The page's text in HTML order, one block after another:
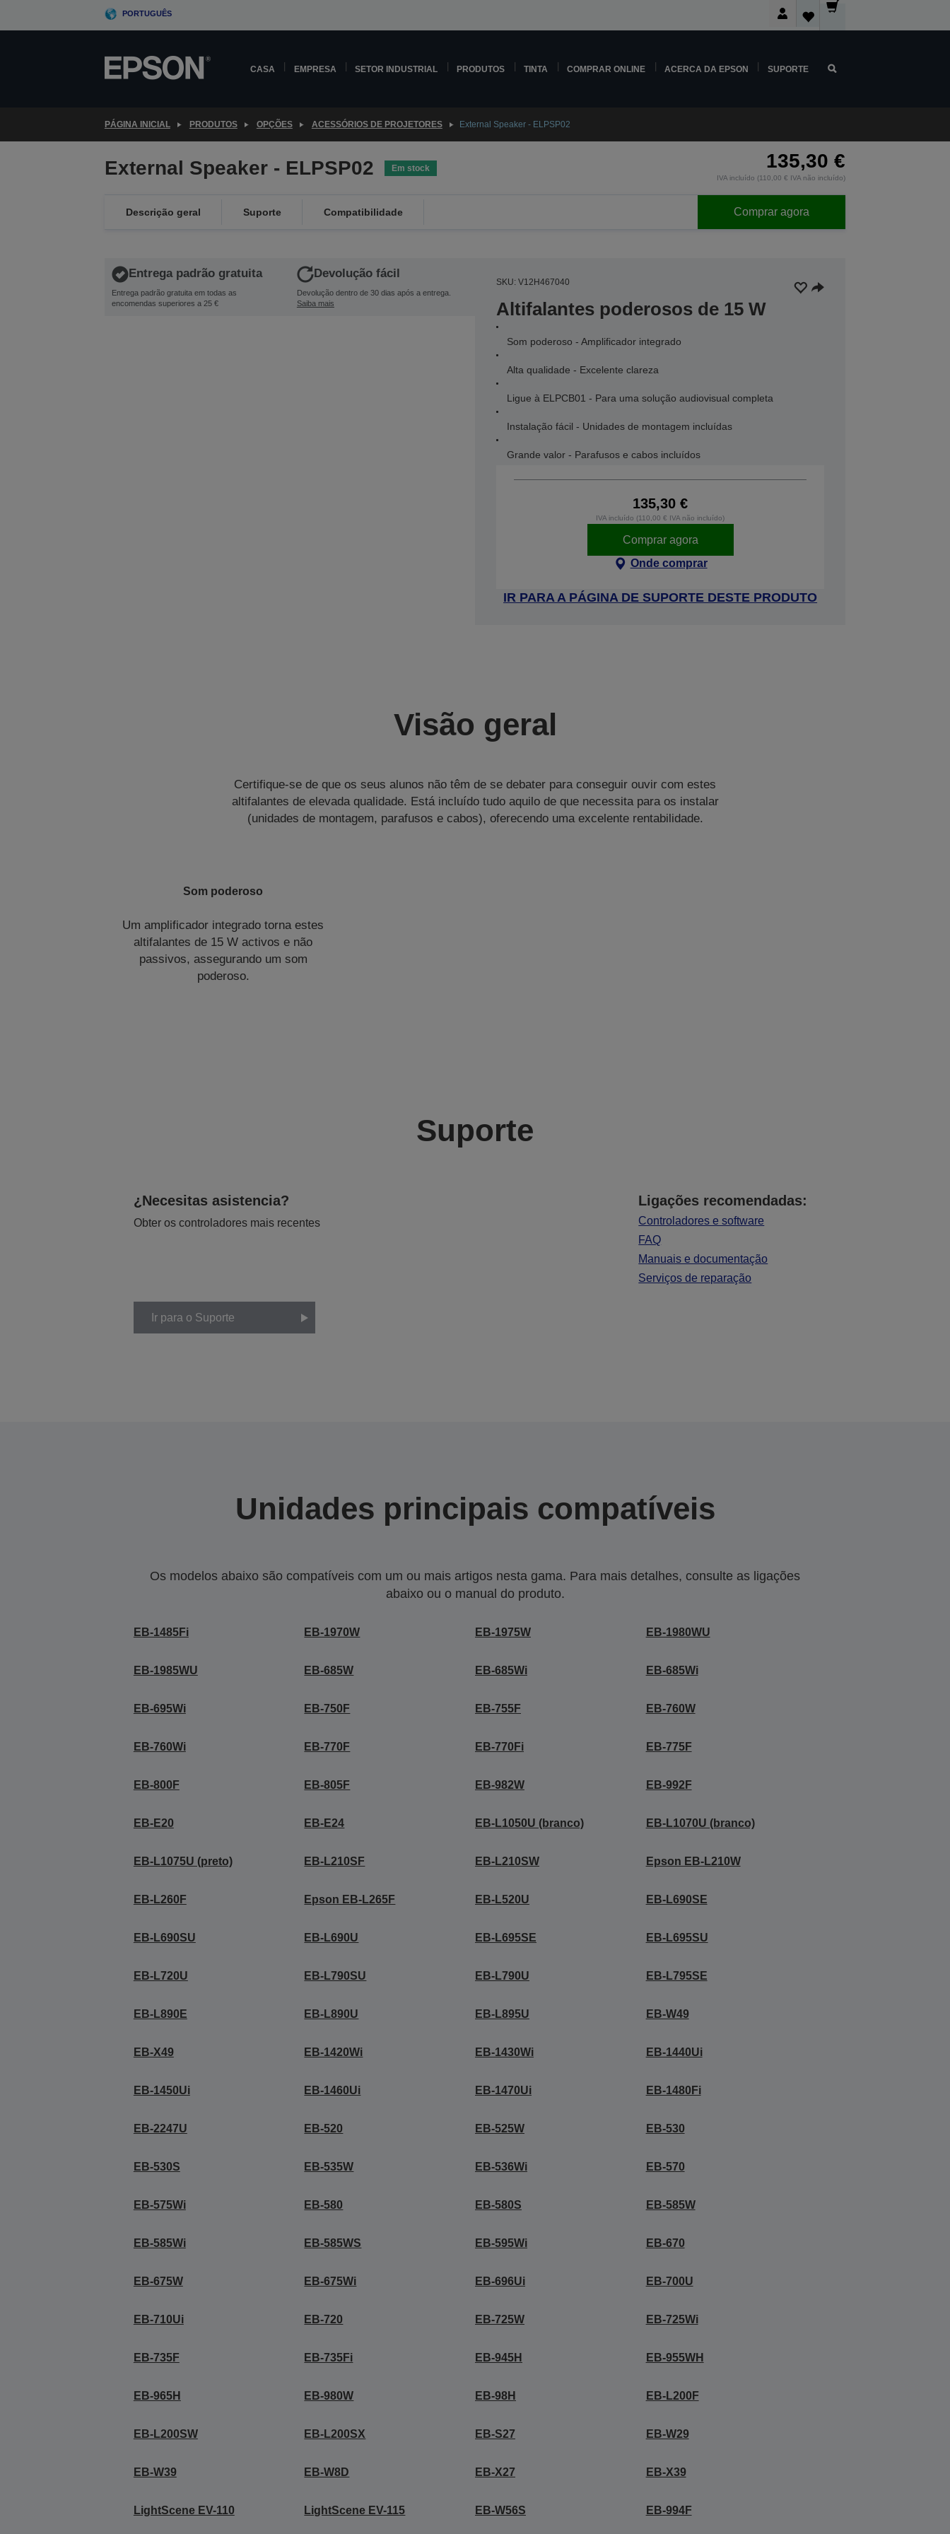
PORTUGUÊS
CASA EMPRESA SETOR INDUSTRIAL PRODUTOS TINTA COMPRAR ONLINE ACERCA DA EPSON SUPORTE
PÁGINA INICIAL PRODUTOS OPÇÕES ACESSÓRIOS DE PROJETORES External Speaker - ELPSP02
External Speaker - ELPSP02 Em stock 135,30 €
IVA incluído (110,00 € IVA não incluído)
Descrição geral Suporte Compatibilidade Comprar agora
Entrega padrão gratuita
Entrega padrão gratuita em todas as
encomendas superiores a 25 €
Devolução fácil
Devolução dentro de 30 dias após a entrega.
Saiba mais
SKU: V12H467040
Altifalantes poderosos de 15 W
Som poderoso - Amplificador integrado
Alta qualidade - Excelente clareza
Ligue à ELPCB01 - Para uma solução audiovisual completa
Instalação fácil - Unidades de montagem incluídas
Grande valor - Parafusos e cabos incluídos
135,30 €
IVA incluído (110,00 € IVA não incluído)
Comprar agora
Onde comprar
IR PARA A PÁGINA DE SUPORTE DESTE PRODUTO
Visão geral
Certifique-se de que os seus alunos não têm de se debater para conseguir ouvir com estes
altifalantes de elevada qualidade. Está incluído tudo aquilo de que necessita para os instalar
(unidades de montagem, parafusos e cabos), oferecendo uma excelente rentabilidade.
Som poderoso
Um amplificador integrado torna estes
altifalantes de 15 W activos e não
passivos, assegurando um som
poderoso.
Suporte
¿Necesitas asistencia?
Obter os controladores mais recentes
Ligações recomendadas:
Controladores e software
FAQ
Manuais e documentação
Serviços de reparação
Ir para o Suporte
Unidades principais compatíveis
Os modelos abaixo são compatíveis com um ou mais artigos nesta gama. Para mais detalhes, consulte as ligações
abaixo ou o manual do produto.
EB-1485Fi EB-1970W EB-1975W EB-1980WU
EB-1985WU EB-685W EB-685Wi EB-685Wi
EB-695Wi EB-750F EB-755F EB-760W
EB-760Wi EB-770F EB-770Fi EB-775F
EB-800F EB-805F EB-982W EB-992F
EB-E20 EB-E24 EB-L1050U (branco) EB-L1070U (branco)
EB-L1075U (preto) EB-L210SF EB-L210SW Epson EB-L210W
EB-L260F Epson EB-L265F EB-L520U EB-L690SE
EB-L690SU EB-L690U EB-L695SE EB-L695SU
EB-L720U EB-L790SU EB-L790U EB-L795SE
EB-L890E EB-L890U EB-L895U EB-W49
EB-X49 EB-1420Wi EB-1430Wi EB-1440Ui
EB-1450Ui EB-1460Ui EB-1470Ui EB-1480Fi
EB-2247U EB-520 EB-525W EB-530
EB-530S EB-535W EB-536Wi EB-570
EB-575Wi EB-580 EB-580S EB-585W
EB-585Wi EB-585WS EB-595Wi EB-670
EB-675W EB-675Wi EB-696Ui EB-700U
EB-710Ui EB-720 EB-725W EB-725Wi
EB-735F EB-735Fi EB-945H EB-955WH
EB-965H EB-980W EB-98H EB-L200F
EB-L200SW EB-L200SX EB-S27 EB-W29
EB-W39 EB-W8D EB-X27 EB-X39
LightScene EV-110 LightScene EV-115 EB-W56S EB-994F